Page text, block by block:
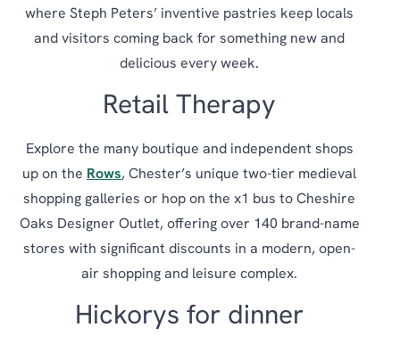
where Steph Peters’ inventive pastries keep locals
and visitors coming back for something new and
delicious every week.
Retail Therapy
Explore the many boutique and independent shops
up on the Rows, Chester’s unique two-tier medieval
shopping galleries or hop on the x1 bus to Cheshire
Oaks Designer Outlet, offering over 140 brand-name
stores with significant discounts in a modern, open-
air shopping and leisure complex.
Hickorys for dinner